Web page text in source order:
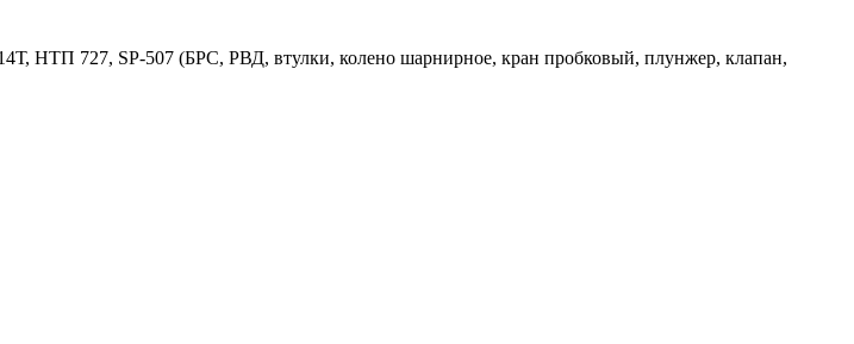
НТП 727, SP-507 (БРС, РВД, втулки, колено шарнирное, кран пробковый, плунжер, клапан,